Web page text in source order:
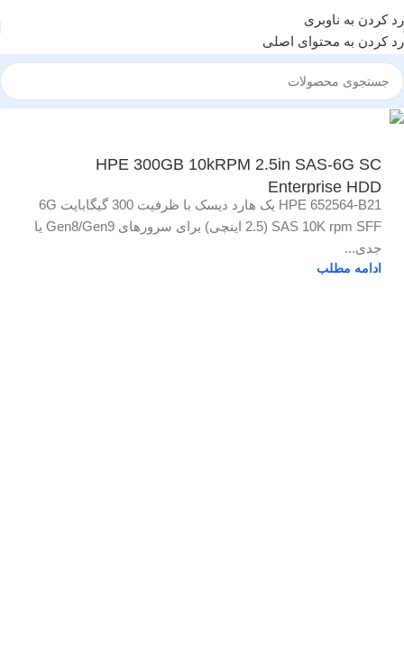
رد کردن به ناوبری
رد کردن به محتوای اصلی
HPE 300GB 10kRPM 2.5in SAS-6G SC
Enterprise HDD
HPE 652564-B21 یک هارد دیسک با ظرفیت 300 گیگابایت 6G
SAS 10K rpm SFF (2.5 اینچی) برای سرورهای Gen8/Gen9 یا
جدی...
ادامه مطلب